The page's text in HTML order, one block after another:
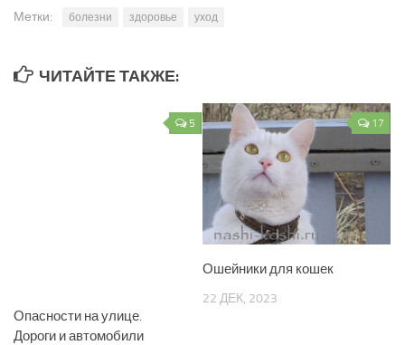
Метки: болезни здоровье уход
ЧИТАЙТЕ ТАКЖЕ:
5
Опасности на улице.
Дороги и автомобили
17
Ошейники для кошек
22 ДЕК, 2023